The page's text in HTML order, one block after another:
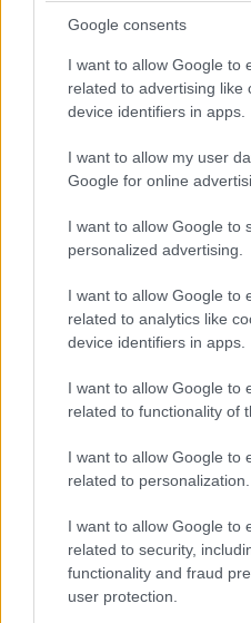
Google consents
I want to allow Google to
related to advertising like
device identifiers in apps.
I want to allow my user
Google for online
I want to allow Google to
personalized advertising.
I want to allow Google to
related to analytics like
device identifiers in apps.
I want to allow Google to
related to functionality of
I want to allow Google to
related to personalization.
I want to allow Google to
related to security,
functionality and fraud
user protection.
Ποιοι
πρώτο
Αλεξίας
Τι
Kronish
και οι
Η
στην
σκάφους